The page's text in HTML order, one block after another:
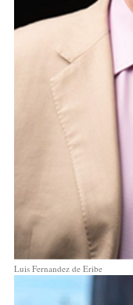
Luis Fernandez de Eribe